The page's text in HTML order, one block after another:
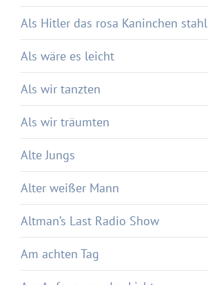
Als Hitler das rosa Kaninchen stahl
Als wäre es leicht
Als wir tanzten
Als wir träumten
Alte Jungs
Alter weißer Mann
Altman’s Last Radio Show
Am achten Tag